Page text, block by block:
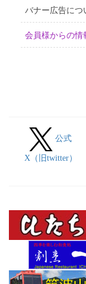
バナー広告につ
会員様からの情
公式
X（旧twitter）